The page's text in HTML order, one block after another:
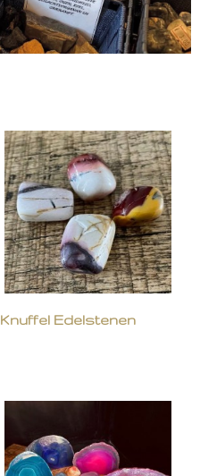
Knuffel Edelstenen